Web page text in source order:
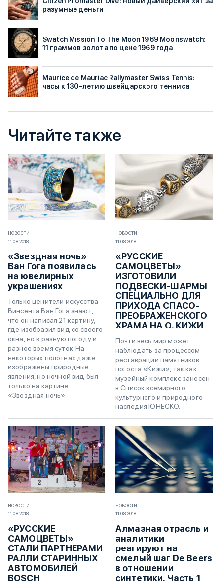
разумные деньги
Swatch Mission To The Moon 1969 Moonswatch:
11 граммов золота по цене 1969 года
Maurice de Mauriac Rallymaster Swiss Tennis:
часы к 130-летию швейцарского тенниса
Читайте также
НОВОСТИ
11.08.2018
«Звездная ночь»
Ван Гога появилась
на ювелирных
украшениях
Только ценители искусства
Винсента Ван Гога знают,
что он написал 21 картину,
где изобразил вид со своего
окна, но в разную погоду и
разное время суток. На
некоторых полотнах даже
изображены природные
явления, но ночной вид был
только на картине
«Звездная ночь».
НОВОСТИ
11.08.2018
«РУССКИЕ
САМОЦВЕТЫ»
ИЗГОТОВИЛИ
ПОДВЕСКИ-ШАРМЫ
СПЕЦИАЛЬНО ДЛЯ
ПРИХОДА СПАСО-
ПРЕОБРАЖЕНСКОГО
ХРАМА НА О. КИЖИ
Почти весь мир может
наблюдать за процессом
реставрации памятников
погоста «Кижи», так как
музейный комплекс занесен
в Список всемирного
культурного и природного
наследия ЮНЕСКО.
НОВОСТИ
11.08.2018
«РУССКИЕ
САМОЦВЕТЫ»
СТАЛИ ПАРТНЕРАМИ
РАЛЛИ СТАРИННЫХ
АВТОМОБИЛЕЙ
BOSCH
НОВОСТИ
11.08.2018
Алмазная отрасль и
аналитики
реагируют на
смелый шаг De Beers
в отношении
синтетики. Часть 1